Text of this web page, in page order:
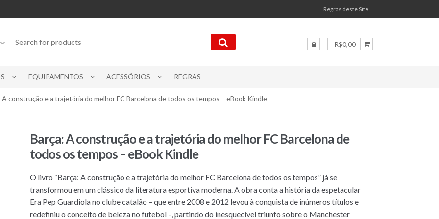
Regras deste Site
R$0,00
EQUIPAMENTOS ACESSÓRIOS REGRAS
A construção e a trajetória do melhor FC Barcelona de todos os tempos – eBook Kindle
Barça: A construção e a trajetória do melhor FC Barcelona de
todos os tempos – eBook Kindle
O livro “Barça: A construção e a trajetória do melhor FC Barcelona de todos os tempos” já se
transformou em um clássico da literatura esportiva moderna. A obra conta a história da espetacular
Era Pep Guardiola no clube catalão – que entre 2008 e 2012 levou à conquista de inúmeros títulos e
redefiniu o conceito de beleza no futebol –, partindo do inesquecível triunfo sobre o Manchester